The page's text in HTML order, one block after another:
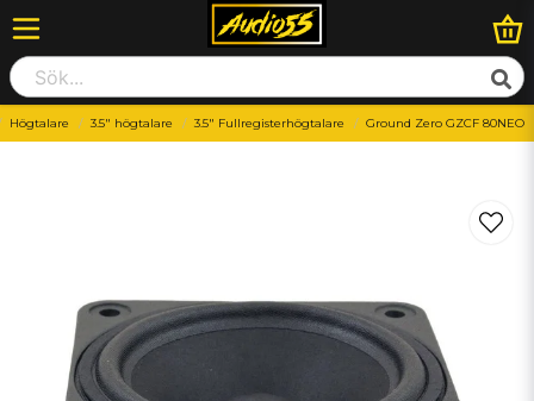
Högtalare 3.5" högtalare 3.5" Fullregisterhögtalare Ground Zero GZCF 80NEO